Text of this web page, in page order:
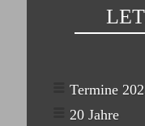
Termine
20 Jahre